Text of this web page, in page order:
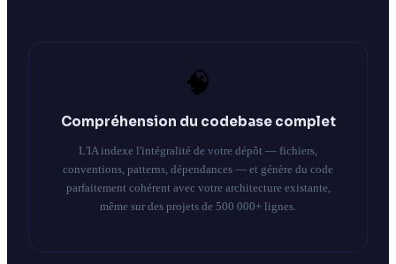
🧠
Compréhension du codebase complet
L'IA indexe l'intégralité de votre dépôt — fichiers,
conventions, patterns, dépendances — et génère du code
parfaitement cohérent avec votre architecture existante,
même sur des projets de 500 000+ lignes.